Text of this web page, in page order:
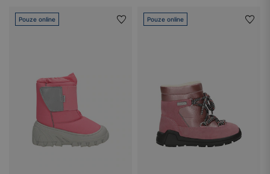
Pouze online Pouze online